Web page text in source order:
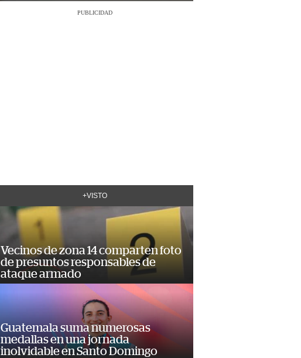
PUBLICIDAD
+VISTO
Vecinos de zona 14 comparten foto
de presuntos responsables de
ataque armado
Guatemala suma numerosas
medallas en una jornada
inolvidable en Santo Domingo